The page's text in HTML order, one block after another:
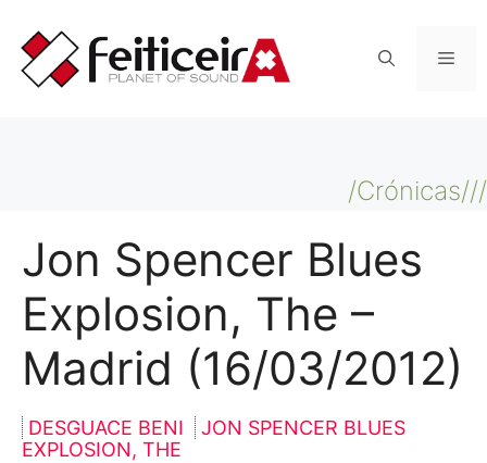
contenido
/Crónicas///
Jon Spencer Blues
Explosion, The –
Madrid (16/03/2012)
DESGUACE BENI
JON SPENCER BLUES
EXPLOSION, THE